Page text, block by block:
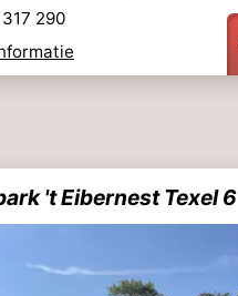
290
't Eibernest Texel 6